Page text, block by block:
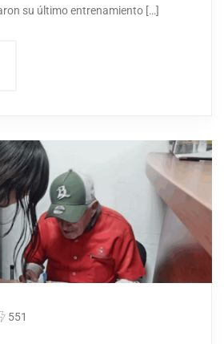
su último entrenamiento […]
551